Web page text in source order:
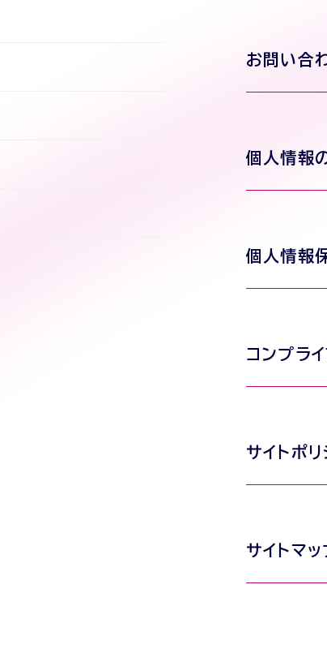
お問い合
個人情報
個人情報
コンプラ
サイトポ
サイトマ